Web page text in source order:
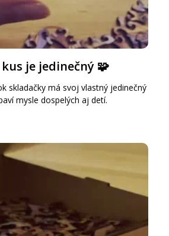
je jedinečný 🧩
skladačky má svoj vlastný jedinečný
mysle dospelých aj detí.